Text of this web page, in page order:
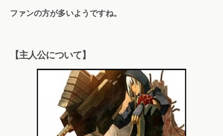
ファンの方が多いようですね。
【主人公について】